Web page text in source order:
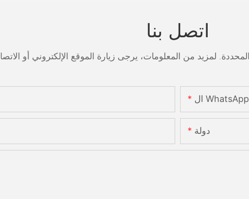
اتصل بنا
ال WhatsApp
دولة